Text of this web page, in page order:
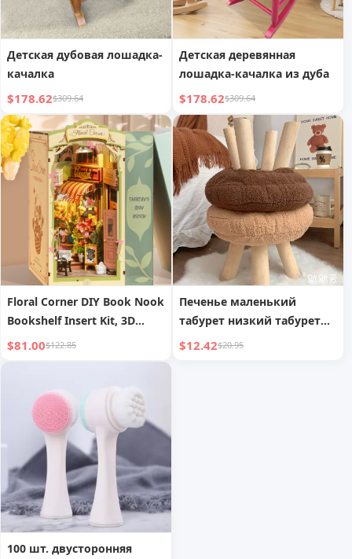
Детская дубовая лошадка-
качалка
$178.62$309.64
Детская деревянная
лошадка-качалка из дуба
$178.62$309.64
Floral Corner DIY Book Nook
Bookshelf Insert Kit, 3D
Wooden Miniature House
$81.00$122.85
Печенье маленький
табурет низкий табурет
мягкое сиденье супер
$12.42$20.95
100 шт. двусторонняя